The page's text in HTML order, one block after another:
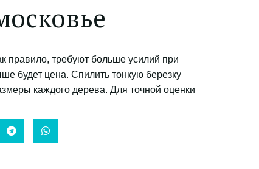
правило, требуют больше усилий при
будет цена. Спилить тонкую березку
каждого дерева. Для точной оценки